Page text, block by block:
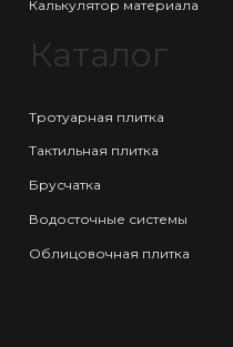
Калькулятор материала
Каталог
Тротуарная плитка
Тактильная плитка
Брусчатка
Водосточные системы
Облицовочная плитка